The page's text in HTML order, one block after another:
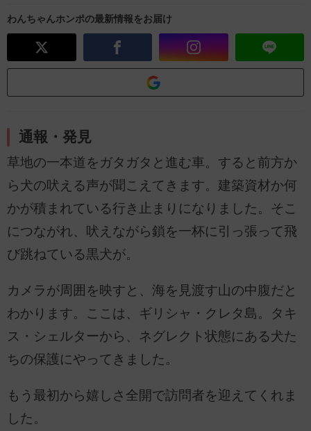
わんちゃんホンポの最新情報をお届け
通報・発見
草地の一本道をガタガタと進む車。すると前方か
ら犬の吠える声が聞こえてきます。建築資材か何
かが積まれている行き止まりになりました。そこ
につながれ、吠えながら鎖を一杯に引っ張って飛
び跳ねている黒犬が。
カメラが周囲を映すと、海を見渡す山の中腹だと
わかります。ここは、ギリシャ・クレタ島。タキ
ス・シェルターから、ネグレクト状態にある犬た
ちの保護にやってきました。
もう最初から嬉しさ全開で訪問者を迎えてくれま
した。